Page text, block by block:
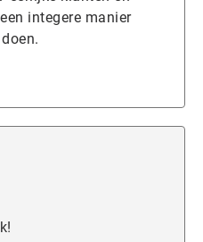
integere manier